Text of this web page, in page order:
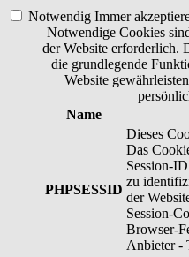
Notwendig Immer
Notwendige Cookies
der Website erforderlich.
die grundlegende
Website
Name
PHPSESSID
Dieses
Das
Session-
zu
der
Session-
Browser-
Anbieter -